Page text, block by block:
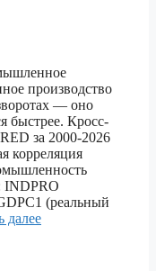
производство
— оно
быстрее. Кросс-
за 2000-2026
корреляция
INDPRO
(реальный
далее